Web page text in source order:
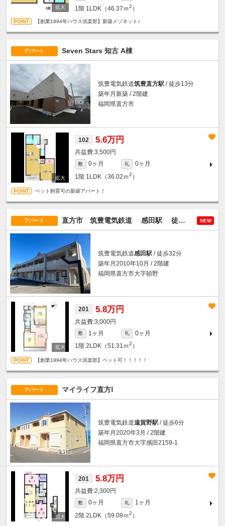
1階 1LDK（46.37ｍ2 ）
【創業1994年ハウス倶楽部】新築メゾネット♪
アパート Seven Stars 知古 A棟
筑豊電気鉄道筑豊直方駅 / 徒歩13分
築年月新築 / 2階建
福岡県直方市
102 5.6万円
3,500円
敷 0ヶ月 礼
0ヶ月
1階 1LDK（36.02ｍ2 ）
ペット飼育可の新築アパート！
アパート 直方市 筑豊電気鉄道 感田駅 徒歩32分 の賃
NEW
筑豊電気鉄道感田駅 / 徒歩32分
築年月2010年10月 / 2階建
福岡県直方市大字頓野
201 5.8万円
3,000円
敷 1ヶ月 礼
0ヶ月
1階 2LDK（51.31ｍ2 ）
【創業1994年ハウス倶楽部】ペット可！！！！！
アパート マイライフ直方Ⅰ
筑豊電気鉄道遠賀野駅 / 徒歩6分
築年月2020年3月 / 2階建
福岡県直方市大字感田2159-1
201 5.8万円
2,300円
敷 0ヶ月 礼
1ヶ月
2階 2LDK（59.09ｍ2 ）